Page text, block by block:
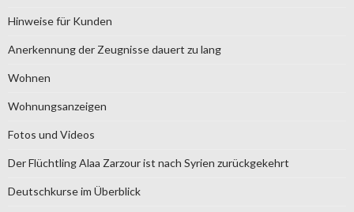
Hinweise für Kunden
Anerkennung der Zeugnisse dauert zu lang
Wohnen
Wohnungsanzeigen
Fotos und Videos
Der Flüchtling Alaa Zarzour ist nach Syrien zurückgekehrt
Deutschkurse im Überblick